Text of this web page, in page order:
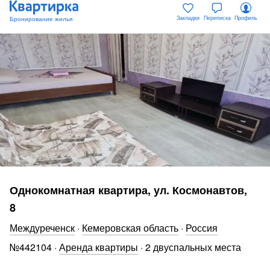
Закладки Переписка Профиль
Однокомнатная квартира, ул. Космонавтов,
8
Междуреченск · Кемеровская область · Россия
№442104 · Аренда квартиры · 2 двуспальных места